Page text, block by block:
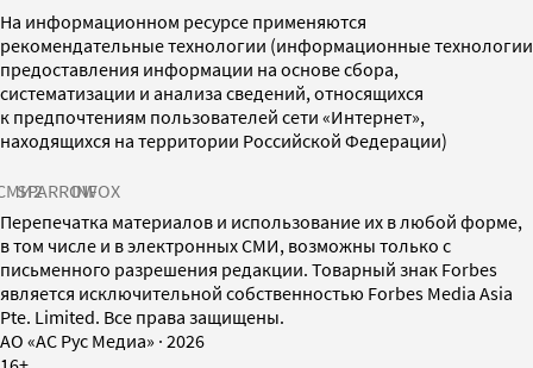
На информационном ресурсе применяются
рекомендательные технологии (информационные технологии
предоставления информации на основе сбора,
систематизации и анализа сведений, относящихся
к предпочтениям пользователей сети «Интернет»,
находящихся на территории Российской Федерации)
SPARROWINFOX
Перепечатка материалов и использование их в любой форме,
в том числе и в электронных СМИ, возможны только с
письменного разрешения редакции. Товарный знак Forbes
является исключительной собственностью Forbes Media Asia
Pte. Limited. Все права защищены.
AO «АС Рус Медиа» · 2026